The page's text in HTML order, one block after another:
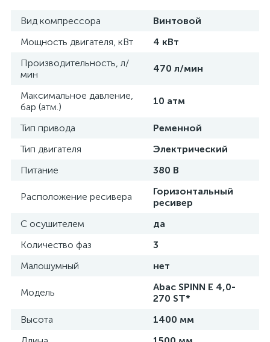
Вид компрессора
Винтовой
Мощность двигателя, кВт
4 кВт
Производительность, л/
мин
470 л/мин
Максимальное давление,
бар (атм.)
10 атм
Тип привода
Ременной
Тип двигателя
Электрический
Питание
380 В
Расположение ресивера
Горизонтальный
ресивер
С осушителем
да
Количество фаз
3
Малошумный
нет
Модель
Abac SPINN E 4,0-
270 ST*
Высота
1400 мм